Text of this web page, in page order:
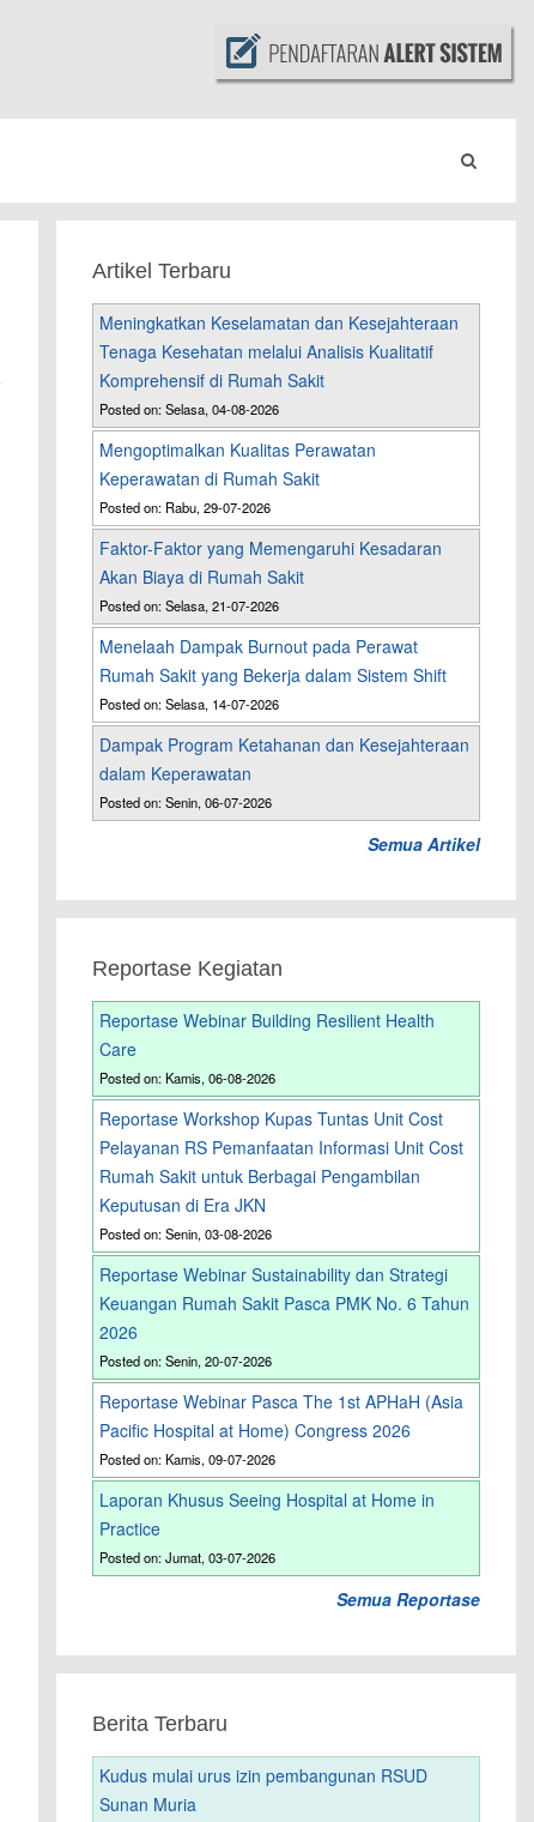
Artikel Terbaru
Meningkatkan Keselamatan dan Kesejahteraan
Tenaga Kesehatan melalui Analisis Kualitatif
Komprehensif di Rumah Sakit
Posted on: Selasa, 04-08-2026
Mengoptimalkan Kualitas Perawatan
Keperawatan di Rumah Sakit
Posted on: Rabu, 29-07-2026
Faktor-Faktor yang Memengaruhi Kesadaran
Akan Biaya di Rumah Sakit
Posted on: Selasa, 21-07-2026
Menelaah Dampak Burnout pada Perawat
Rumah Sakit yang Bekerja dalam Sistem Shift
Posted on: Selasa, 14-07-2026
Dampak Program Ketahanan dan Kesejahteraan
dalam Keperawatan
Posted on: Senin, 06-07-2026
Semua Artikel
Reportase Kegiatan
Reportase Webinar Building Resilient Health
Care
Posted on: Kamis, 06-08-2026
Reportase Workshop Kupas Tuntas Unit Cost
Pelayanan RS Pemanfaatan Informasi Unit Cost
Rumah Sakit untuk Berbagai Pengambilan
Keputusan di Era JKN
Posted on: Senin, 03-08-2026
Reportase Webinar Sustainability dan Strategi
Keuangan Rumah Sakit Pasca PMK No. 6 Tahun
2026
Posted on: Senin, 20-07-2026
Reportase Webinar Pasca The 1st APHaH (Asia
Pacific Hospital at Home) Congress 2026
Posted on: Kamis, 09-07-2026
Laporan Khusus Seeing Hospital at Home in
Practice
Posted on: Jumat, 03-07-2026
Semua Reportase
Berita Terbaru
Kudus mulai urus izin pembangunan RSUD
Sunan Muria